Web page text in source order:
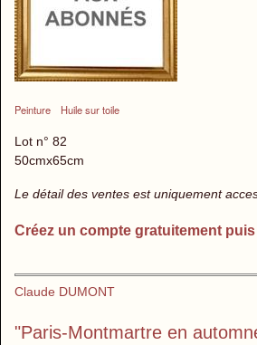
Peinture Huile sur toile
Lot n° 82
50cmx65cm
Le détail des ventes est uniquement
Créez un compte gratuitement
Claude DUMONT
"Paris-Montmartre en